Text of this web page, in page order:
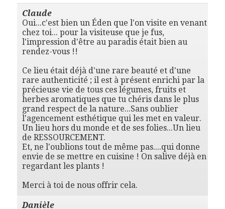
Claude
Oui...c'est bien un Éden que l'on visite en venant
chez toi... pour la visiteuse que je fus,
l'impression d'être au paradis était bien au
rendez-vous !!
Ce lieu était déjà d'une rare beauté et d'une
rare authenticité ; il est à présent enrichi par la
précieuse vie de tous ces légumes, fruits et
herbes aromatiques que tu chéris dans le plus
grand respect de la nature...Sans oublier
l'agencement esthétique qui les met en valeur.
Un lieu hors du monde et de ses folies...Un lieu
de RESSOURCEMENT.
Et, ne l'oublions tout de même pas....qui donne
envie de se mettre en cuisine ! On salive déjà en
regardant les plants !
Merci à toi de nous offrir cela.
Danièle